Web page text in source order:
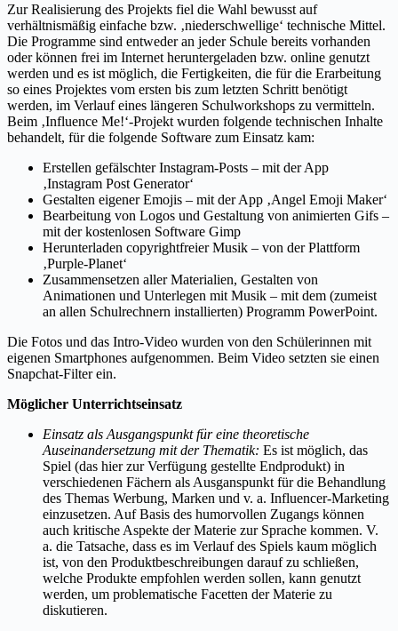
Zur Realisierung des Projekts fiel die Wahl bewusst auf
verhältnismäßig einfache bzw. ‚niederschwellige‘ technische Mittel.
Die Programme sind entweder an jeder Schule bereits vorhanden
oder können frei im Internet heruntergeladen bzw. online genutzt
werden und es ist möglich, die Fertigkeiten, die für die Erarbeitung
so eines Projektes vom ersten bis zum letzten Schritt benötigt
werden, im Verlauf eines längeren Schulworkshops zu vermitteln.
Beim ‚Influence Me!‘-Projekt wurden folgende technischen Inhalte
behandelt, für die folgende Software zum Einsatz kam:
Erstellen gefälschter Instagram-Posts – mit der App
‚Instagram Post Generator‘
Gestalten eigener Emojis – mit der App ‚Angel Emoji Maker‘
Bearbeitung von Logos und Gestaltung von animierten Gifs –
mit der kostenlosen Software Gimp
Herunterladen copyrightfreier Musik – von der Plattform
‚Purple-Planet‘
Zusammensetzen aller Materialien, Gestalten von
Animationen und Unterlegen mit Musik – mit dem (zumeist
an allen Schulrechnern installierten) Programm PowerPoint.
Die Fotos und das Intro-Video wurden von den Schülerinnen mit
eigenen Smartphones aufgenommen. Beim Video setzten sie einen
Snapchat-Filter ein.
Möglicher Unterrichtseinsatz
Einsatz als Ausgangspunkt für eine theoretische
Auseinandersetzung mit der Thematik: Es ist möglich, das
Spiel (das hier zur Verfügung gestellte Endprodukt) in
verschiedenen Fächern als Ausganspunkt für die Behandlung
des Themas Werbung, Marken und v. a. Influencer-Marketing
einzusetzen. Auf Basis des humorvollen Zugangs können
auch kritische Aspekte der Materie zur Sprache kommen. V.
a. die Tatsache, dass es im Verlauf des Spiels kaum möglich
ist, von den Produktbeschreibungen darauf zu schließen,
welche Produkte empfohlen werden sollen, kann genutzt
werden, um problematische Facetten der Materie zu
diskutieren.